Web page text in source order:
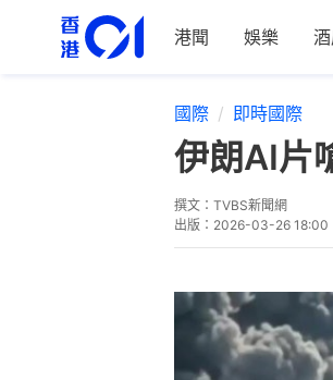
港聞 娛樂
國際 即時國際
伊朗AI片
撰文： TVBS新聞網
出版： 2026-03-26 18:00